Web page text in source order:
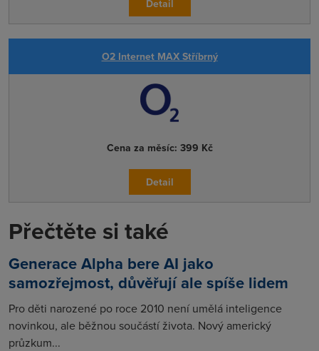
Detail
O2 Internet MAX Stříbrný
Cena za měsíc: 399 Kč
Detail
Přečtěte si také
Generace Alpha bere AI jako
samozřejmost, důvěřují ale spíše lidem
Pro děti narozené po roce 2010 není umělá inteligence
novinkou, ale běžnou součástí života. Nový americký
průzkum...